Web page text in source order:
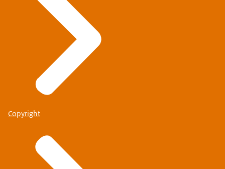
Copyright